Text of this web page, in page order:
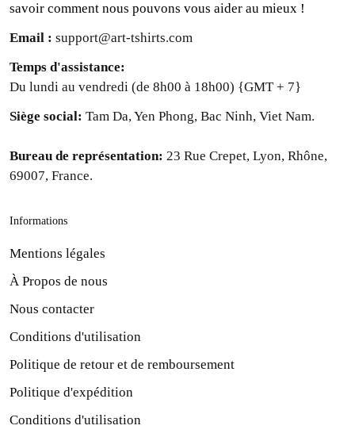
savoir comment nous pouvons vous aider au mieux !
Email : support@art-tshirts.com
Temps d'assistance:
Du lundi au vendredi (de 8h00 à 18h00) {GMT + 7}
Siège social: Tam Da, Yen Phong, Bac Ninh, Viet Nam.
Bureau de représentation: 23 Rue Crepet, Lyon, Rhône,
69007, France.
Informations
Mentions légales
À Propos de nous
Nous contacter
Conditions d'utilisation
Politique de retour et de remboursement
Politique d'expédition
Conditions d'utilisation